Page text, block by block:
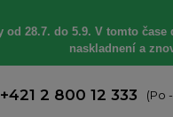
od 28.7. do 5.9. V tomto
naskladnení a
+421 2 800 12 333 (Po